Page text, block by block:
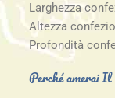
Larghezza
Altezza
Profondità
Perché amerai